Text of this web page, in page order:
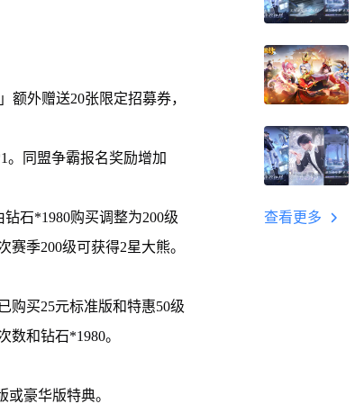
额外赠送20张限定招募券，
。同盟争霸报名奖励增加
石*1980购买调整为200级
季200级可获得2星大熊。
购买25元标准版和特惠50级
和钻石*1980。
或豪华版特典。
查看更多